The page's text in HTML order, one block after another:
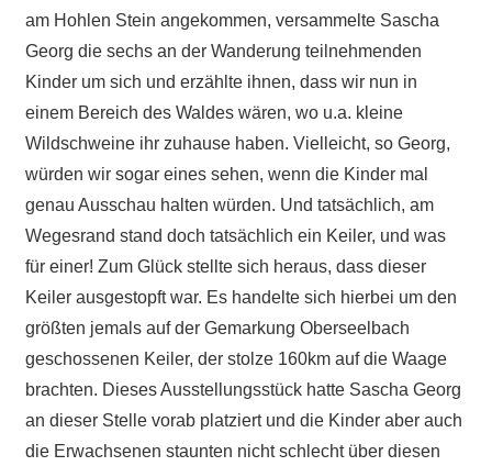
am Hohlen Stein angekommen, versammelte Sascha
Georg die sechs an der Wanderung teilnehmenden
Kinder um sich und erzählte ihnen, dass wir nun in
einem Bereich des Waldes wären, wo u.a. kleine
Wildschweine ihr zuhause haben. Vielleicht, so Georg,
würden wir sogar eines sehen, wenn die Kinder mal
genau Ausschau halten würden. Und tatsächlich, am
Wegesrand stand doch tatsächlich ein Keiler, und was
für einer! Zum Glück stellte sich heraus, dass dieser
Keiler ausgestopft war. Es handelte sich hierbei um den
größten jemals auf der Gemarkung Oberseelbach
geschossenen Keiler, der stolze 160km auf die Waage
brachten. Dieses Ausstellungsstück hatte Sascha Georg
an dieser Stelle vorab platziert und die Kinder aber auch
die Erwachsenen staunten nicht schlecht über diesen